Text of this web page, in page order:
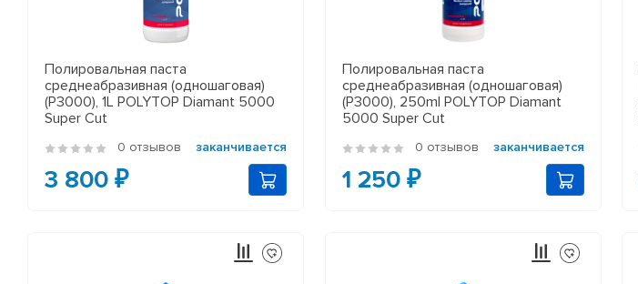
Полировальная паста
среднеабразивная (одношаговая)
(P3000), 1L POLYTOP Diamant 5000
Super Cut
0 отзывов заканчивается
3 800 ₽
Полировальная паста
среднеабразивная (одношаговая)
(P3000), 250ml POLYTOP Diamant
5000 Super Cut
0 отзывов заканчивается
1 250 ₽